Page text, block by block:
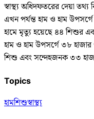
স্বাস্থ্য অধিদফতরের দেয়া
এখন পর্যন্ত হাম ও হাম
হামে মৃত্যু হয়েছে ৪৪ শিশুর
হাম ও হাম উপসর্গে ৩৮
শিশু এবং সন্দেহজনক ৩৩
Topics
হামশিশুস্বাস্থ্য